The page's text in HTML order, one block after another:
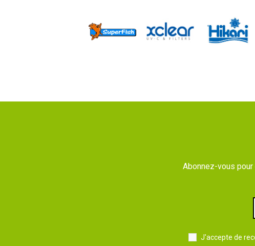
Abonnez-vous
J'accepte de